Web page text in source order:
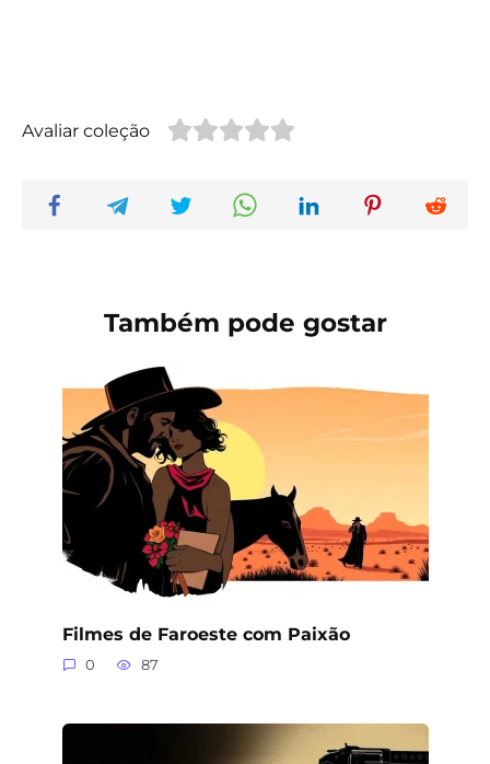
Avaliar coleção
Também pode gostar
Filmes de Faroeste com Paixão
0 87